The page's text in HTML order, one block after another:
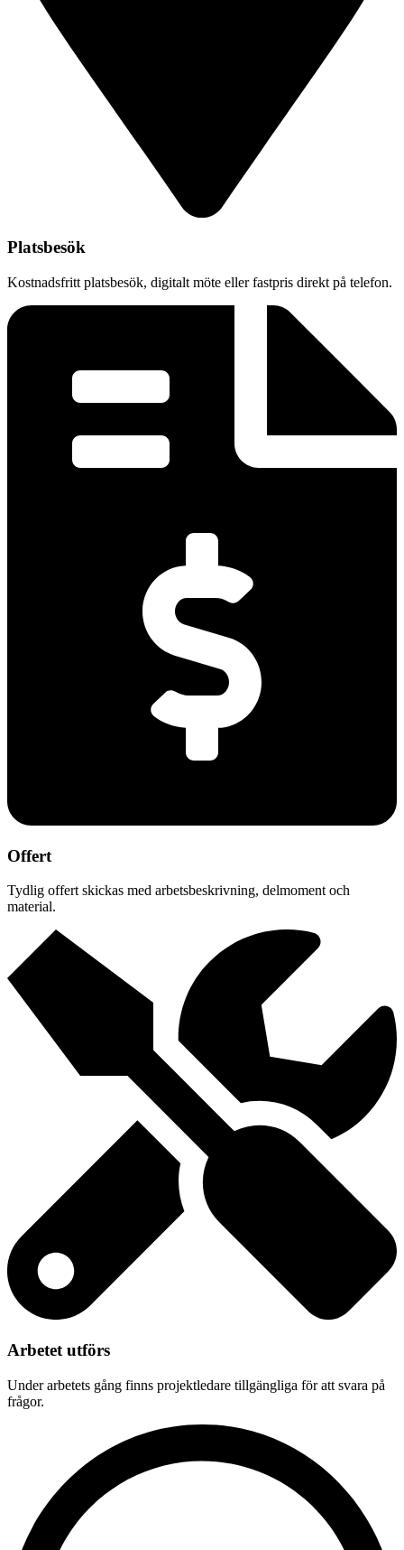
Platsbesök
Kostnadsfritt platsbesök, digitalt möte eller fastpris direkt på telefon.
Offert
Tydlig offert skickas med arbetsbeskrivning, delmoment och
material.
Arbetet utförs
Under arbetets gång finns projektledare tillgängliga för att svara på
frågor.